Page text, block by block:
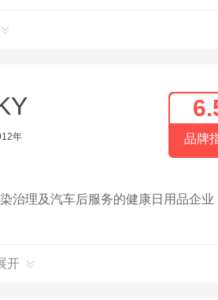
年 品牌
治理及汽车后服务的健康日用品企业
开